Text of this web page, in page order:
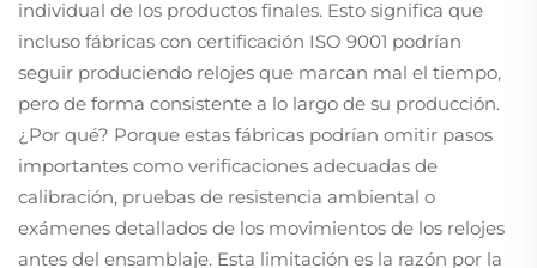
individual de los productos finales. Esto significa que
incluso fábricas con certificación ISO 9001 podrían
seguir produciendo relojes que marcan mal el tiempo,
pero de forma consistente a lo largo de su producción.
¿Por qué? Porque estas fábricas podrían omitir pasos
importantes como verificaciones adecuadas de
calibración, pruebas de resistencia ambiental o
exámenes detallados de los movimientos de los relojes
antes del ensamblaje. Esta limitación es la razón por la